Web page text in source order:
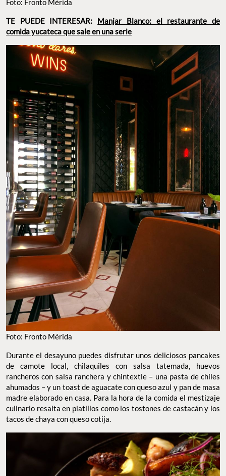
Foto: Fronto Mérida
TE PUEDE INTERESAR: Manjar Blanco: el restaurante de
comida yucateca que sale en una serie
Foto: Fronto Mérida
Durante el desayuno puedes disfrutar unos deliciosos pancakes
de camote local, chilaquiles con salsa tatemada, huevos
rancheros con salsa ranchera y chintextle – una pasta de chiles
ahumados – y un toast de aguacate con queso azul y pan de masa
madre elaborado en casa. Para la hora de la comida el mestizaje
culinario resalta en platillos como los tostones de castacán y los
tacos de chaya con queso cotija.